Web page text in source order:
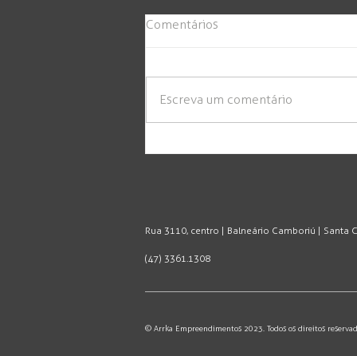
Comentários
Escreva um comentário
Rua 3110, centro | Balneário Camboriú | Santa
(47) 3361.1308
© Arrka Empreendimentos 2023. Todos os direitos